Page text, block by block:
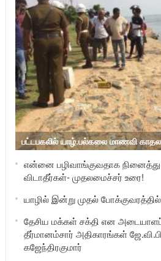
பட்டபகலில் யாழ்.பல்கலை மாணவி
என்னை பழிவாங்குவதாக நினைத்து
விடாதீர்கள்- முதலமைச்சர் உரை!
யாழில் இன்று முதல்
தேசிய மக்கள் சக்தி என
தீர்மானம்சார் அதிகாரங்கள்
கஜேந்திரகுமார்